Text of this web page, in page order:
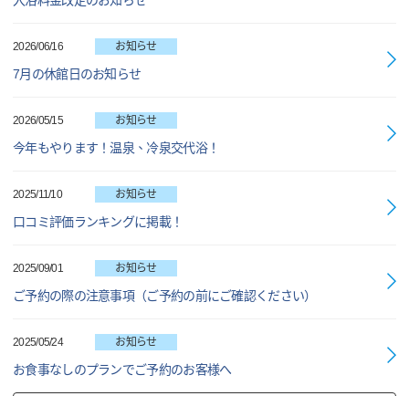
2026/06/16 お知らせ
7月の休館日のお知らせ
2026/05/15 お知らせ
今年もやります！温泉、冷泉交代浴！
2025/11/10 お知らせ
口コミ評価ランキングに掲載！
2025/09/01 お知らせ
ご予約の際の注意事項（ご予約の前にご確認ください）
2025/05/24 お知らせ
お食事なしのプランでご予約のお客様へ